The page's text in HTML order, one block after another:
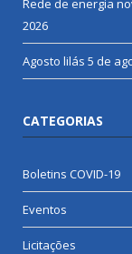
Rede de energia
2026
Agosto lilás 5 de
CATEGORIAS
Boletins COVID-19
Eventos
Licitações